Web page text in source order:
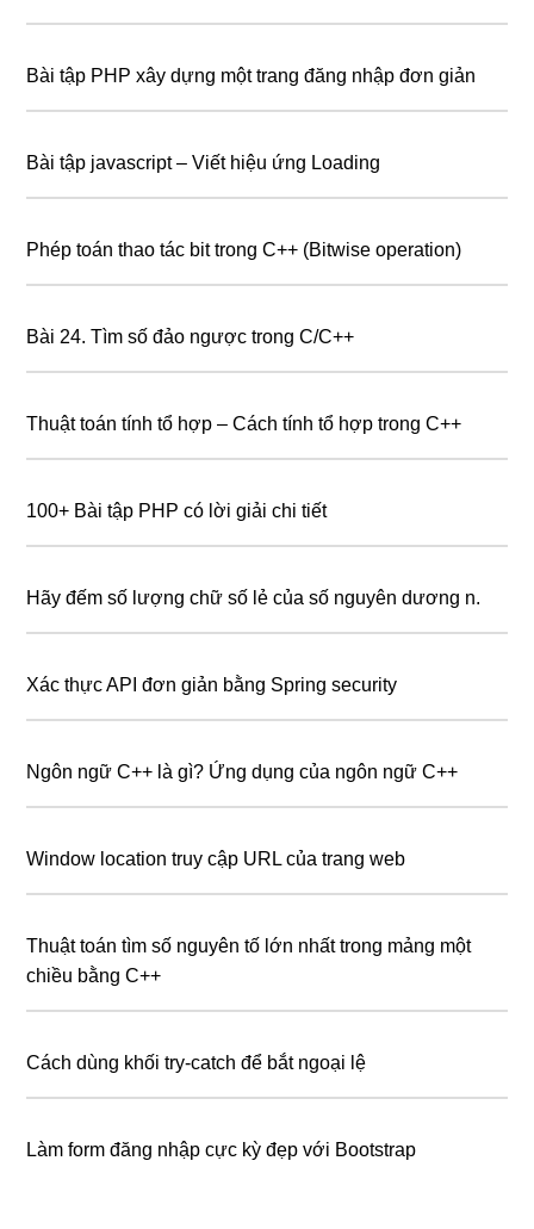
Bài tập PHP xây dựng một trang đăng nhập đơn giản
Bài tập javascript – Viết hiệu ứng Loading
Phép toán thao tác bit trong C++ (Bitwise operation)
Bài 24. Tìm số đảo ngược trong C/C++
Thuật toán tính tổ hợp – Cách tính tổ hợp trong C++
100+ Bài tập PHP có lời giải chi tiết
Hãy đếm số lượng chữ số lẻ của số nguyên dương n.
Xác thực API đơn giản bằng Spring security
Ngôn ngữ C++ là gì? Ứng dụng của ngôn ngữ C++
Window location truy cập URL của trang web
Thuật toán tìm số nguyên tố lớn nhất trong mảng một
chiều bằng C++
Cách dùng khối try-catch để bắt ngoại lệ
Làm form đăng nhập cực kỳ đẹp với Bootstrap